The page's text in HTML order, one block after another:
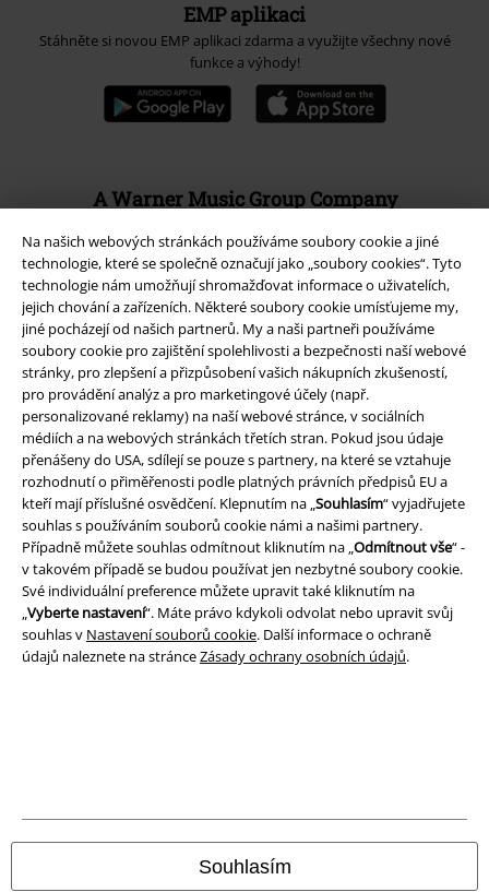
Na našich webových stránkách používáme soubory cookie a jiné
technologie, které se společně označují jako „soubory cookies“. Tyto
technologie nám umožňují shromažďovat informace o uživatelích,
jejich chování a zařízeních. Některé soubory cookie umísťujeme my,
jiné pocházejí od našich partnerů. My a naši partneři používáme
soubory cookie pro zajištění spolehlivosti a bezpečnosti naší webové
stránky, pro zlepšení a přizpůsobení vašich nákupních zkušeností,
pro provádění analýz a pro marketingové účely (např.
personalizované reklamy) na naší webové stránce, v sociálních
médiích a na webových stránkách třetích stran. Pokud jsou údaje
přenášeny do USA, sdílejí se pouze s partnery, na které se vztahuje
rozhodnutí o přiměřenosti podle platných právních předpisů EU a
kteří mají příslušné osvědčení. Klepnutím na „Souhlasím“ vyjadřujete
souhlas s používáním souborů cookie námi a našimi partnery.
Případně můžete souhlas odmítnout kliknutím na „Odmítnout vše“ -
v takovém případě se budou používat jen nezbytné soubory cookie.
Své individuální preference můžete upravit také kliknutím na
„Vyberte nastavení“. Máte právo kdykoli odvolat nebo upravit svůj
souhlas v Nastavení souborů cookie. Další informace o ochraně
údajů naleznete na stránceZásady ochrany osobních údajů.
Souhlasím
EMP aplikaci
Stáhněte si novou EMP aplikaci zdarma a využijte všechny nové
funkce a výhody!
A Warner Music Group Company
Právní informace
Podmínky
Prohlášení
Ochrana osobních údajů
Nastavení souborů cookie